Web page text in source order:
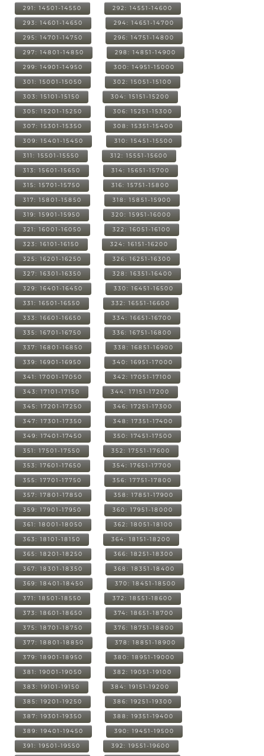
291: 14501-14550 292: 14551-14600
293: 14601-14650 294: 14651-14700
295: 14701-14750 296: 14751-14800
297: 14801-14850 298: 14851-14900
299: 14901-14950 300: 14951-15000
301: 15001-15050 302: 15051-15100
303: 15101-15150 304: 15151-15200
305: 15201-15250 306: 15251-15300
307: 15301-15350 308: 15351-15400
309: 15401-15450 310: 15451-15500
311: 15501-15550 312: 15551-15600
313: 15601-15650 314: 15651-15700
315: 15701-15750 316: 15751-15800
317: 15801-15850 318: 15851-15900
319: 15901-15950 320: 15951-16000
321: 16001-16050 322: 16051-16100
323: 16101-16150 324: 16151-16200
325: 16201-16250 326: 16251-16300
327: 16301-16350 328: 16351-16400
329: 16401-16450 330: 16451-16500
331: 16501-16550 332: 16551-16600
333: 16601-16650 334: 16651-16700
335: 16701-16750 336: 16751-16800
337: 16801-16850 338: 16851-16900
339: 16901-16950 340: 16951-17000
341: 17001-17050 342: 17051-17100
343: 17101-17150 344: 17151-17200
345: 17201-17250 346: 17251-17300
347: 17301-17350 348: 17351-17400
349: 17401-17450 350: 17451-17500
351: 17501-17550 352: 17551-17600
353: 17601-17650 354: 17651-17700
355: 17701-17750 356: 17751-17800
357: 17801-17850 358: 17851-17900
359: 17901-17950 360: 17951-18000
361: 18001-18050 362: 18051-18100
363: 18101-18150 364: 18151-18200
365: 18201-18250 366: 18251-18300
367: 18301-18350 368: 18351-18400
369: 18401-18450 370: 18451-18500
371: 18501-18550 372: 18551-18600
373: 18601-18650 374: 18651-18700
375: 18701-18750 376: 18751-18800
377: 18801-18850 378: 18851-18900
379: 18901-18950 380: 18951-19000
381: 19001-19050 382: 19051-19100
383: 19101-19150 384: 19151-19200
385: 19201-19250 386: 19251-19300
387: 19301-19350 388: 19351-19400
389: 19401-19450 390: 19451-19500
391: 19501-19550 392: 19551-19600